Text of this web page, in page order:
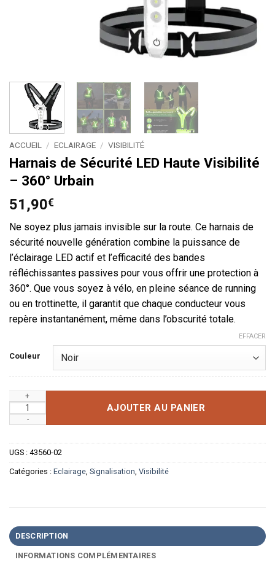
ACCUEIL / ECLAIRAGE / VISIBILITÉ
Harnais de Sécurité LED Haute Visibilité
– 360° Urbain
51,90€
Ne soyez plus jamais invisible sur la route. Ce harnais de
sécurité nouvelle génération combine la puissance de
l’éclairage LED actif et l’efficacité des bandes
réfléchissantes passives pour vous offrir une protection à
360°. Que vous soyez à vélo, en pleine séance de running
ou en trottinette, il garantit que chaque conducteur vous
repère instantanément, même dans l’obscurité totale.
Couleur
EFFACER
quantité de Harnais de Sécurité LED Haute Visibilité - 360°
AJOUTER AU PANIER
UGS : 43560-02
Catégories : Eclairage, Signalisation, Visibilité
DESCRIPTION
INFORMATIONS COMPLÉMENTAIRES